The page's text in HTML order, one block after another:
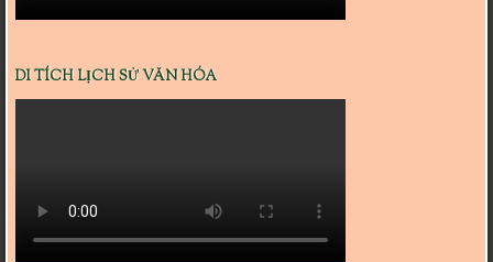
DI TÍCH LỊCH SỬ VĂN HÓA